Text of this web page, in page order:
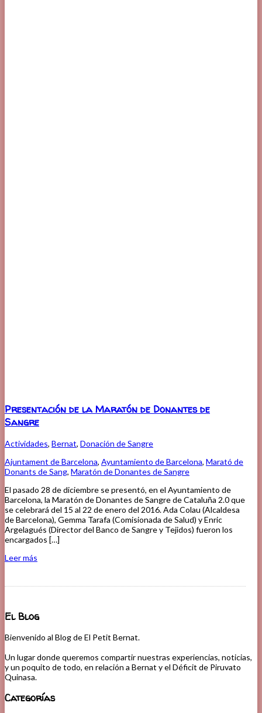
Presentación de la Maratón de Donantes de
Sangre
Actividades, Bernat, Donación de Sangre
Ajuntament de Barcelona, Ayuntamiento de Barcelona, Marató de
Donants de Sang, Maratón de Donantes de Sangre
El pasado 28 de diciembre se presentó, en el Ayuntamiento de
Barcelona, ​​la Maratón de Donantes de Sangre de Cataluña 2.0 que
se celebrará del 15 al 22 de enero del 2016. Ada Colau (Alcaldesa
de Barcelona), Gemma Tarafa (Comisionada de Salud) y Enric
Argelagués (Director del Banco de Sangre y Tejidos) fueron los
encargados […]
Leer más
El Blog
Bienvenido al Blog de El Petit Bernat.
Un lugar donde queremos compartir nuestras experiencias, noticias,
y un poquito de todo, en relación a Bernat y el Déficit de Piruvato
Quinasa.
Categorías